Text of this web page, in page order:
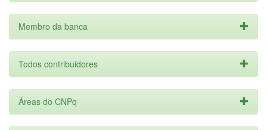
Membro da banca
Todos contribuidores
Áreas do CNPq